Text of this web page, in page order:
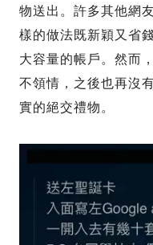
物送出。許多其他網
樣的做法既新穎又省
大容量的帳戶。然而
不領情，之後也再沒
實的絕交禮物。